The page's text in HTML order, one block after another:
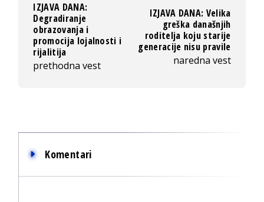
IZJAVA DANA:
Degradiranje
obrazovanja i
promocija lojalnosti i
rijalitija
prethodna vest
IZJAVA DANA: Velika
greška današnjih
roditelja koju starije
generacije nisu pravile
naredna vest
Komentari